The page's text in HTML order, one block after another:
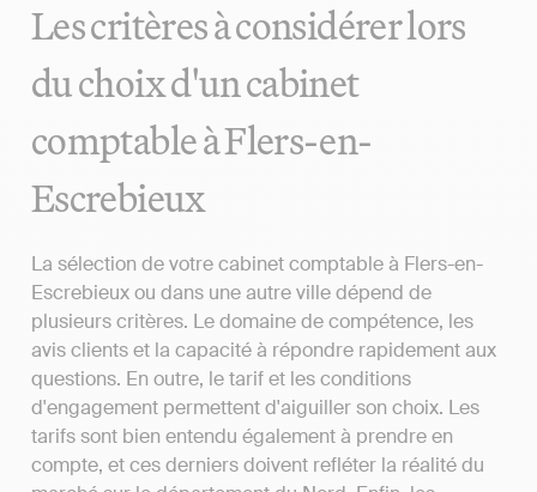
Les critères à considérer lors
du choix d'un cabinet
comptable à Flers-en-
Escrebieux
La sélection de votre cabinet comptable à Flers-en-
Escrebieux ou dans une autre ville dépend de
plusieurs critères. Le domaine de compétence, les
avis clients et la capacité à répondre rapidement aux
questions. En outre, le tarif et les conditions
d'engagement permettent d'aiguiller son choix. Les
tarifs sont bien entendu également à prendre en
compte, et ces derniers doivent refléter la réalité du